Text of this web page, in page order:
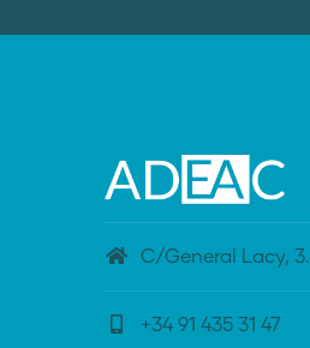
C/General Lacy, 3.
+34 91 435 31 47